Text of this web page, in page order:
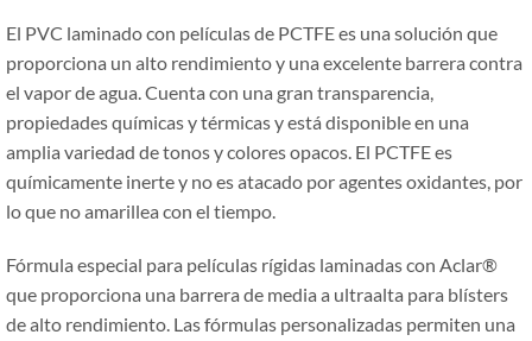
El PVC laminado con películas de PCTFE es una solución que
proporciona un alto rendimiento y una excelente barrera contra
el vapor de agua. Cuenta con una gran transparencia,
propiedades químicas y térmicas y está disponible en una
amplia variedad de tonos y colores opacos. El PCTFE es
químicamente inerte y no es atacado por agentes oxidantes, por
lo que no amarillea con el tiempo.
Fórmula especial para películas rígidas laminadas con Aclar®
que proporciona una barrera de media a ultraalta para blísters
de alto rendimiento. Las fórmulas personalizadas permiten una